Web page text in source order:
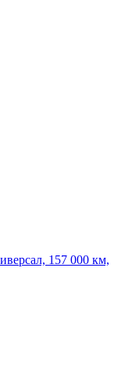
157 000 км,